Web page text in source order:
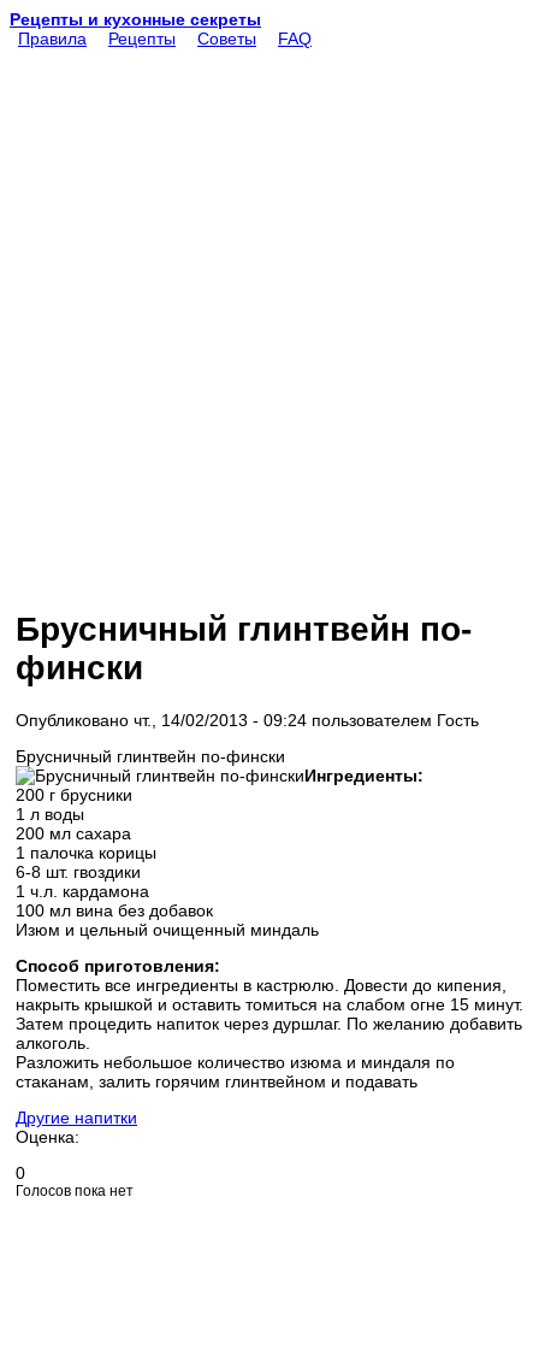
Рецепты и кухонные секреты
Правила
Рецепты Советы FAQ
Брусничный глинтвейн по-
фински
Опубликовано чт., 14/02/2013 - 09:24 пользователем Гость
Брусничный глинтвейн по-фински
Ингредиенты:
200 г брусники
1 л воды
200 мл сахара
1 палочка корицы
6-8 шт. гвоздики
1 ч.л. кардамона
100 мл вина без добавок
Изюм и цельный очищенный миндаль
Способ приготовления:
Поместить все ингредиенты в кастрюлю. Довести до кипения,
накрыть крышкой и оставить томиться на слабом огне 15 минут.
Затем процедить напиток через дуршлаг. По желанию добавить
алкоголь.
Разложить небольшое количество изюма и миндаля по
стаканам, залить горячим глинтвейном и подавать
Другие напитки
Оценка:
0
Голосов пока нет